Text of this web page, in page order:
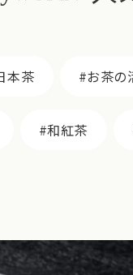
本茶 お茶の
和紅茶